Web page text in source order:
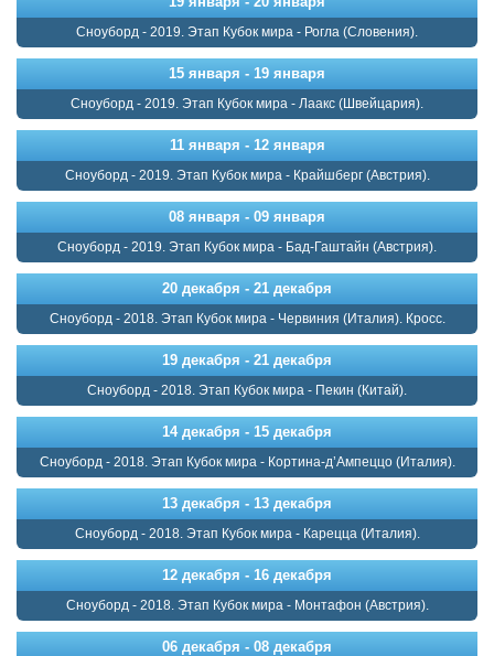
Сноуборд - 2019. Этап Кубок мира - Рогла (Словения).
15 января - 19 января
Сноуборд - 2019. Этап Кубок мира - Лаакс (Швейцария).
11 января - 12 января
Сноуборд - 2019. Этап Кубок мира - Крайшберг (Австрия).
08 января - 09 января
Сноуборд - 2019. Этап Кубок мира - Бад-Гаштайн (Австрия).
20 декабря - 21 декабря
Сноуборд - 2018. Этап Кубок мира - Червиния (Италия). Кросс.
19 декабря - 21 декабря
Сноуборд - 2018. Этап Кубок мира - Пекин (Китай).
14 декабря - 15 декабря
Сноуборд - 2018. Этап Кубок мира - Кортина-д’Ампеццо (Италия).
13 декабря - 13 декабря
Сноуборд - 2018. Этап Кубок мира - Карецца (Италия).
12 декабря - 16 декабря
Сноуборд - 2018. Этап Кубок мира - Монтафон (Австрия).
06 декабря - 08 декабря